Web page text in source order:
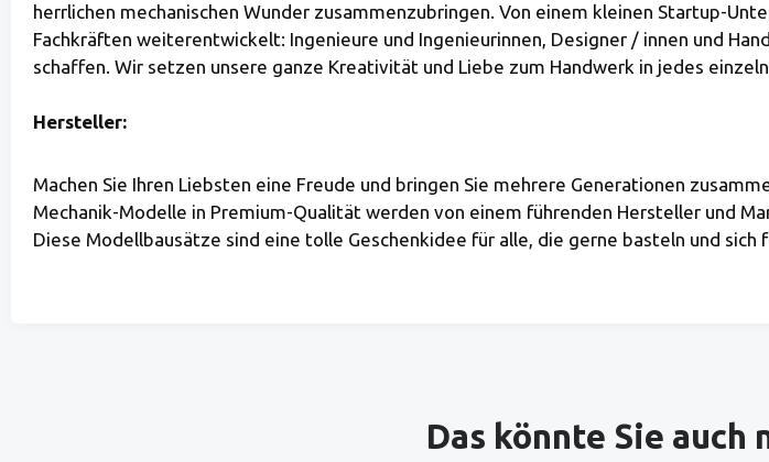
herrlichen mechanischen Wunder zusammenzubringen. Von einem kleinen Startup-
Fachkräften weiterentwickelt: Ingenieure und Ingenieurinnen, Designer / innen und
schaffen. Wir setzen unsere ganze Kreativität und Liebe zum Handwerk in jedes
Hersteller:
Machen Sie Ihren Liebsten eine Freude und bringen Sie mehrere Generationen
Mechanik-Modelle in Premium-Qualität werden von einem führenden Hersteller und
Diese Modellbausätze sind eine tolle Geschenkidee für alle, die gerne basteln und sich
Das könnte Sie auch